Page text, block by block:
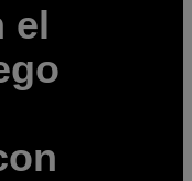
el